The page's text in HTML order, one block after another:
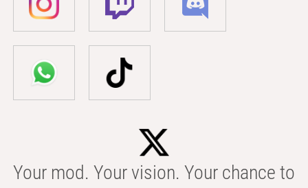
Your mod. Your vision. Your chance to